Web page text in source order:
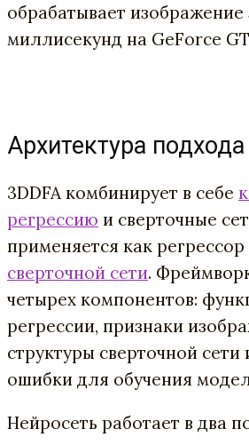
обрабатывает изображение
миллисекунд на GeForce
Архитектура подхода
3DDFA комбинирует в себе
регрессию и сверточные
применяется как
сверточной сети.
четырех компонентов:
регрессии, признаки
структуры сверточной
ошибки для обучения
Нейросеть работает в два